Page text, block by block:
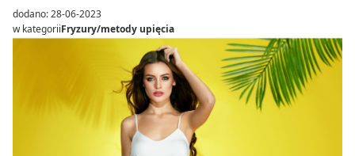
dodano: 28-06-2023
w kategoriiFryzury/metody upięcia